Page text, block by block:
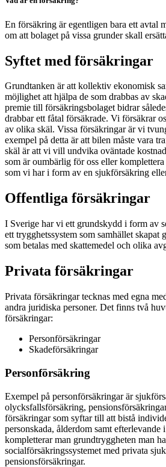
En försäkring är egentligen bara ett avtal
om att bolaget på vissa grunder skall
Syftet med försäkringar
Grundtanken är att kollektiv ekonomisk
möjlighet att hjälpa de som drabbas av
premie till försäkringsbolaget bidrar
drabbar ett fåtal försäkrade. Vi försäkrar
av olika skäl. Vissa försäkringar är vi
exempel på detta är att bilen måste vara
skäl är att vi vill undvika oväntade
som är oumbärlig för oss eller
som vi har i form av en sjukförsäkring
Offentliga försäkringar
I Sverige har vi ett grundskydd i form av
ett trygghetssystem som samhället skapat
som betalas med skattemedel och olika
Privata försäkringar
Privata försäkringar tecknas med egna
andra juridiska personer. Det finns två
försäkringar:
Personförsäkringar
Skadeförsäkringar
Personförsäkring
Exempel på personförsäkringar är
olycksfallsförsäkring,
försäkringar som syftar till att bistå
personskada, ålderdom samt
kompletterar man grundtryggheten man
socialförsäkringssystemet med privata
pensionsförsäkringar.